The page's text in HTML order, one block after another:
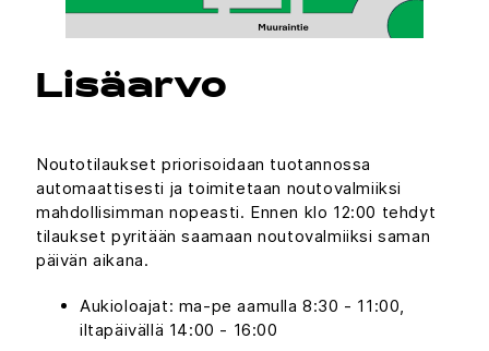
Lisäarvo
Noutotilaukset priorisoidaan tuotannossa
automaattisesti ja toimitetaan noutovalmiiksi
mahdollisimman nopeasti. Ennen klo 12:00 tehdyt
tilaukset pyritään saamaan noutovalmiiksi saman
päivän aikana.
Aukioloajat: ma-pe aamulla 8:30 - 11:00,
iltapäivällä 14:00 - 16:00